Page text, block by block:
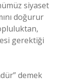
siyaset
doğurur
gerektiği
demek